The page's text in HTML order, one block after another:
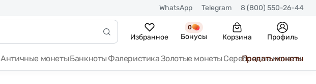
WhatsApp Telegram 8 (800) 550-26-44
Избранное
0
Бонусы Корзина Профиль
Античные монетыБанкноты ФалеристикаЗолотые монеты Серебряные монеты
Продать монеты